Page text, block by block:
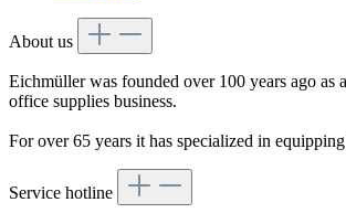
About us
Eichmüller was founded over 100 years ago as
office supplies business.
For over 65 years it has specialized in
Service hotline